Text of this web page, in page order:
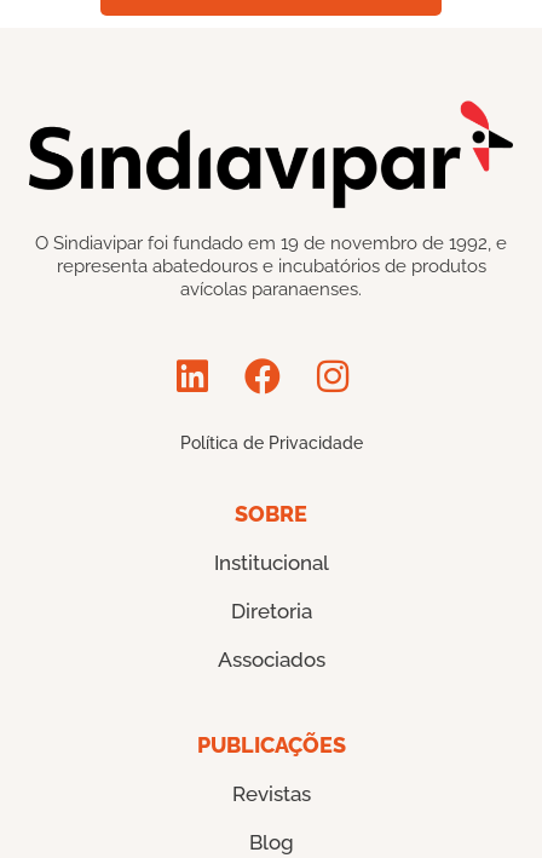
O Sindiavipar foi fundado em 19 de novembro de 1992, e
representa abatedouros e incubatórios de produtos
avícolas paranaenses.
Política de Privacidade
SOBRE
Institucional
Diretoria
Associados
PUBLICAÇÕES
Revistas
Blog